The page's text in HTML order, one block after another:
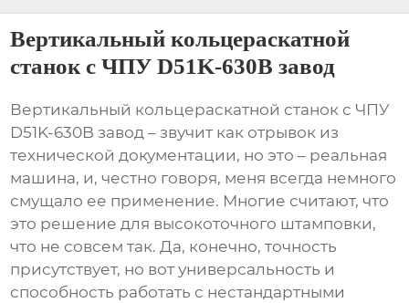
Вертикальный кольцераскатной
станок с ЧПУ D51K-630B завод
Вертикальный кольцераскатной станок с ЧПУ
D51K-630B завод – звучит как отрывок из
технической документации, но это – реальная
машина, и, честно говоря, меня всегда немного
смущало ее применение. Многие считают, что
это решение для высокоточного штамповки,
что не совсем так. Да, конечно, точность
присутствует, но вот универсальность и
способность работать с нестандартными